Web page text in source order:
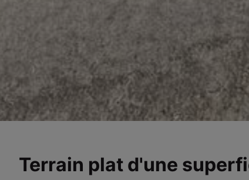
Terrain plat d'une